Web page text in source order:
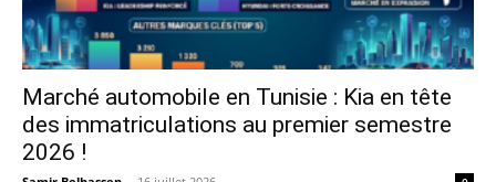
Marché automobile en Tunisie : Kia en tête
des immatriculations au premier semestre
2026 !